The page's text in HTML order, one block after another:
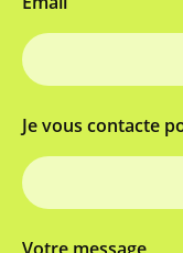
Je vous contacte